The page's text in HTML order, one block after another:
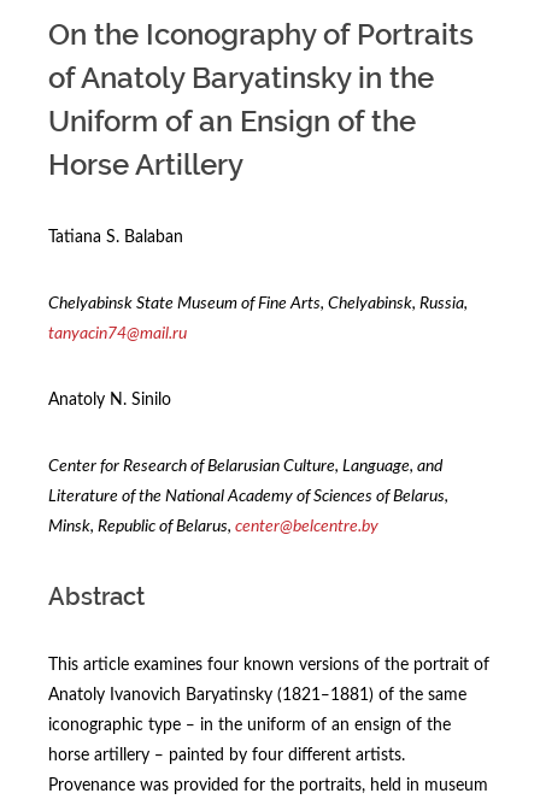
On the Iconography of Portraits
of Anatoly Baryatinsky in the
Uniform of an Ensign of the
Horse Artillery
Tatiana S. Balaban
Chelyabinsk State Museum of Fine Arts, Chelyabinsk, Russia,
tanyacin74@mail.ru
Anatoly N. Sinilo
Center for Research of Belarusian Culture, Language, and
Literature of the National Academy of Sciences of Belarus,
Minsk, Republic of Belarus, center@belcentre.by
Abstract
This article examines four known versions of the portrait of
Anatoly Ivanovich Baryatinsky (1821‒1881) of the same
iconographic type ‒ in the uniform of an ensign of the
horse artillery ‒ painted by four different artists.
Provenance was provided for the portraits, held in museum